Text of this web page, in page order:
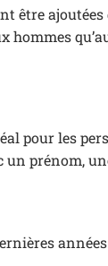
être
pour les
prénom,